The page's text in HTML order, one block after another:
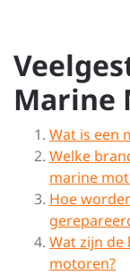
Marine
Wat is een
Welke
marine
Hoe
Wat zijn
motoren?